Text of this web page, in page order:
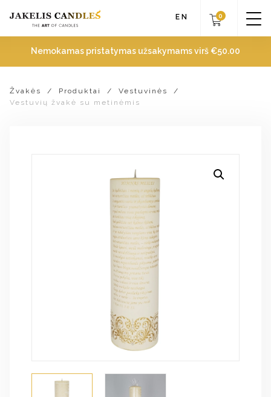
Nemokamas pristatymas užsakymams virš €50.00
EN 0
Žvakės / Produktai / Vestuvinės
/
Vestuvių žvakė su metinėmis